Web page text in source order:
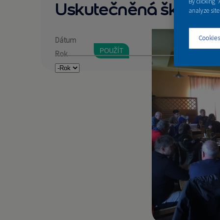
Uskutečněná školení
Dátum
Rok
analyze